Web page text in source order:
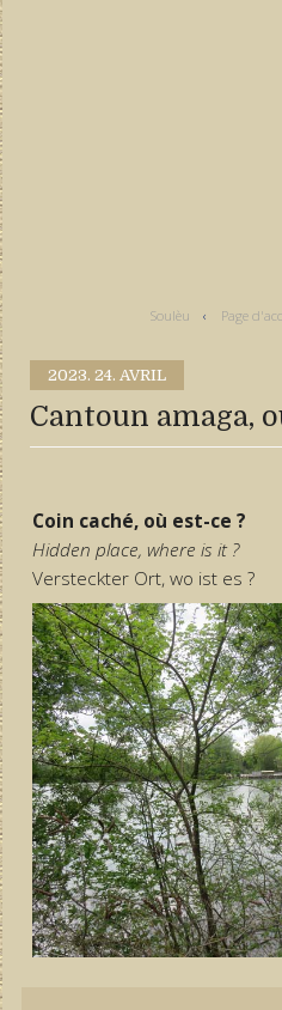
Soulèu Page
2023. 24. AVRIL
Cantoun amaga,
Coin caché, où est-ce ?
Hidden place, where is it ?
Versteckter Ort, wo ist es ?